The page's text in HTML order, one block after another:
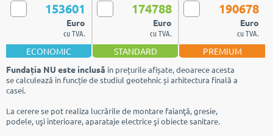
153601
Euro
cu TVA.
174788
Euro
cu TVA.
190678
Euro
cu TVA.
ECONOMIC STANDARD
PREMIUM
Fundația NU este inclusă în prețurile afișate, deoarece acesta
se calculează în funcție de studiul geotehnic și arhitectura finală a
casei.
La cerere se pot realiza lucrările de montare faianţă, gresie,
podele, uşi interioare, aparataje electrice şi obiecte sanitare.